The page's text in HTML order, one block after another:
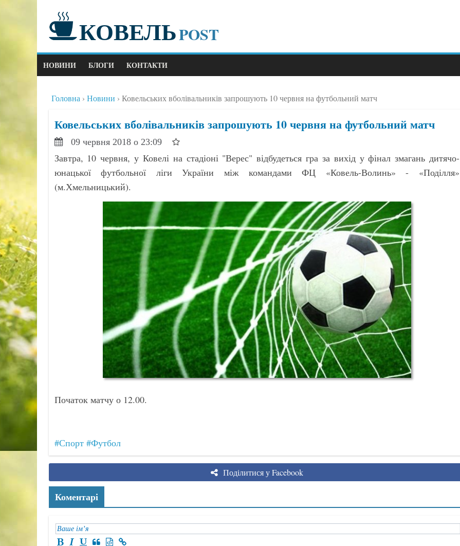
КОВЕЛЬPOST
НОВИНИ БЛОГИ КОНТАКТИ
Головна Новини Ковельських вболівальників запрошують 10 червня на футбольний матч
Ковельських вболівальників запрошують 10 червня на футбольний матч
09 червня 2018 о 23:09
Завтра, 10 червня, у Ковелі на стадіоні "Верес" відбудеться гра за вихід у фінал змагань дитячо-
юнацької футбольної ліги України між командами ФЦ «Ковель-Волинь» - «Поділля»
(м.Хмельницький).
Початок матчу о 12.00.
#Спорт #Футбол
Поділитися у Facebook
Коментарі